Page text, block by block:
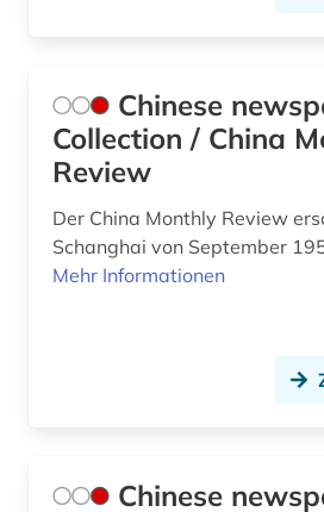
politik (2)
programmierung (1)
Chinese
Collection / China Monthly
Review
Der China Monthly Review
Schanghai von September
Mehr Informationen
Chinese